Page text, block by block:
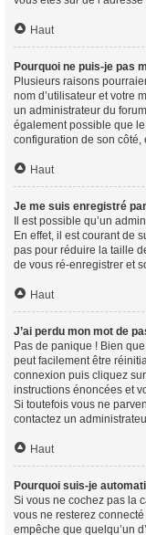
Haut
Pourquoi ne puis-je pas
Plusieurs raisons
nom d’utilisateur et votre
un administrateur du
également possible que
configuration de son côté,
Haut
Je me suis enregistré
Il est possible qu’un
En effet, il est courant de
pas pour réduire la taille
de vous ré-enregistrer et
Haut
J’ai perdu mon mot de
Pas de panique ! Bien
peut facilement être
connexion puis cliquez sur
instructions énoncées et
Si toutefois vous ne
contactez un
Haut
Pourquoi suis-je
Si vous ne cochez pas la
vous ne resterez
empêche que quelqu’un